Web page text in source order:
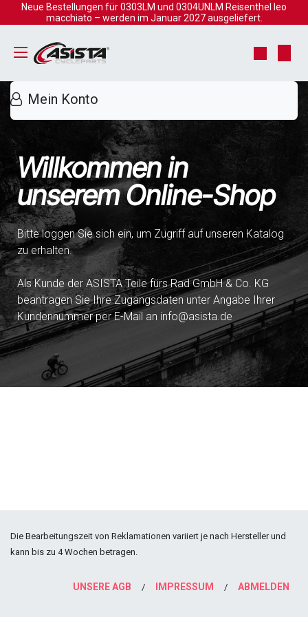
Zum Inhalt springen
Neue Bestellungen für 0303LM und 0304UNLM Reisenthel leo
macchiato – werden im Januar 2027 ausgeliefert.
Willkommen in
unserem Online-Shop
Bitte loggen Sie sich ein, um Zugriff auf unseren Katalog
zu erhalten.
Als Kunde der ASISTA Teile fürs Rad GmbH & Co. KG
beantragen Sie Ihre Zugangsdaten unter Angabe Ihrer
Kundennummer per E-Mail an info@asista.de
Mein Konto
Die Bearbeitungszeit von Reklamationen variiert je nach Hersteller und
kann bis zu 4 Wochen betragen.
UNSERE AGB / IMPRESSUM / ABMELDEN